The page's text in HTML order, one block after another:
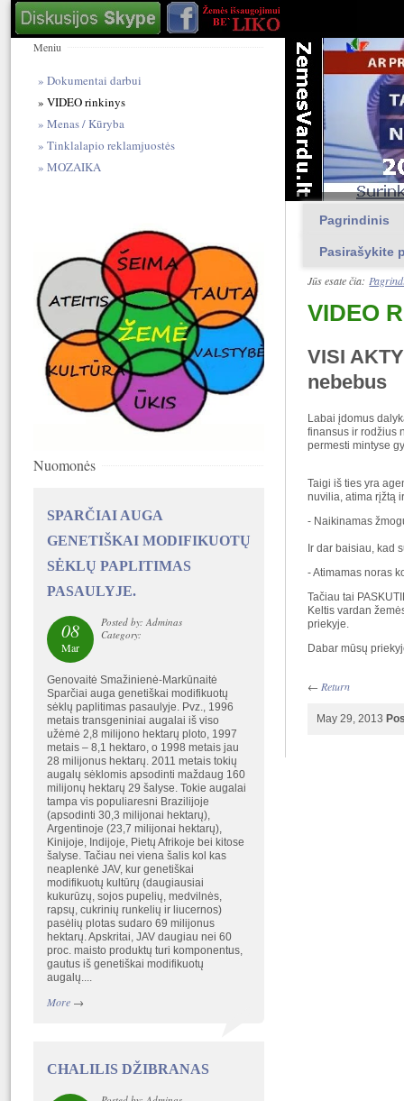
Pagrindinis
Pasirašykite
Jūs esate čia:
VIDEO
VISI
nebebus
Labai įdomus
finansus ir rodžius
permesti mintyse
Taigi iš ties yra
nuvilia, atima rįžtą
- Naikinamas
Ir dar baisiau, kad
- Atimamas noras
Tačiau tai
Keltis vardan
priekyje.
Dabar mūsų
← Return
May 29, 2013
Meniu
Dokumentai darbui
VIDEO rinkinys
Menas / Kūryba
Tinklalapio reklamjuostės
MOZAIKA
Nuomonės
SPARČIAI AUGA
GENETIŠKAI MODIFIKUOTŲ
SĖKLŲ PAPLITIMAS
PASAULYJE.
08
Mar
Posted by: Adminas
Category:
Genovaitė Smažinienė-Markūnaitė
Sparčiai auga genetiškai modifikuotų
sėklų paplitimas pasaulyje. Pvz., 1996
metais transgeniniai augalai iš viso
užėmė 2,8 milijono hektarų ploto, 1997
metais – 8,1 hektaro, o 1998 metais jau
28 milijonus hektarų. 2011 metais tokių
augalų sėklomis apsodinti maždaug 160
milijonų hektarų 29 šalyse. Tokie augalai
tampa vis populiaresni Brazilijoje
(apsodinti 30,3 milijonai hektarų),
Argentinoje (23,7 milijonai hektarų),
Kinijoje, Indijoje, Pietų Afrikoje bei kitose
šalyse. Tačiau nei viena šalis kol kas
neaplenkė JAV, kur genetiškai
modifikuotų kultūrų (daugiausiai
kukurūzų, sojos pupelių, medvilnės,
rapsų, cukrinių runkelių ir liucernos)
pasėlių plotas sudaro 69 milijonus
hektarų. Apskritai, JAV daugiau nei 60
proc. maisto produktų turi komponentus,
gautus iš genetiškai modifikuotų
augalų....
More→
CHALILIS DŽIBRANAS